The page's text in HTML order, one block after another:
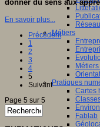
Métiers
Pratiques
Cartes
Fablab
donner du sens aux
En savoir plus...
Précédent
1
2
3
4
5
Suivant
Page 5 sur 5